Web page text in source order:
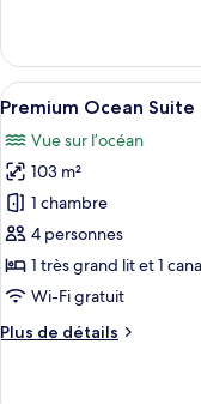
le
type
de
Penthouse
Ocean
Suite
Afficher
toutes
les
photos
pour
ce
type
de
chambre :
Premium
10
Premium Ocean Suite
Vue sur l’océan
103 m²
1 chambre
4 personnes
1 très grand lit et 1
Wi-Fi gratuit
Plus de détails
Plus